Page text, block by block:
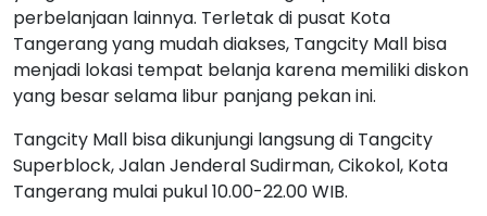
perbelanjaan lainnya. Terletak di pusat Kota
Tangerang yang mudah diakses, Tangcity Mall bisa
menjadi lokasi tempat belanja karena memiliki diskon
yang besar selama libur panjang pekan ini.
Tangcity Mall bisa dikunjungi langsung di Tangcity
Superblock, Jalan Jenderal Sudirman, Cikokol, Kota
Tangerang mulai pukul 10.00-22.00 WIB.